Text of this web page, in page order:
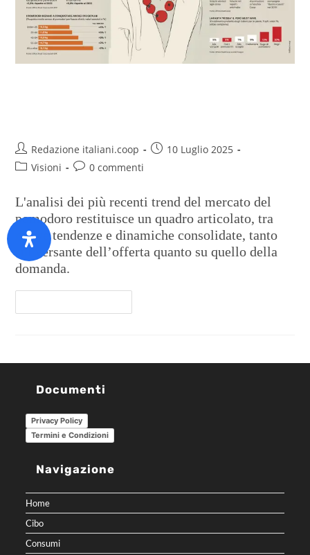
Redazione italiani.coop
10 Luglio 2025
Visioni
0 commenti
L'analisi dei più recenti trend del mercato del
pomodoro restituisce un quadro articolato, tra
nuove tendenze e dinamiche consolidate, tanto
sul versante dell’offerta quanto su quello della
domanda.
Documenti
Privacy Policy
Termini e Condizioni
Navigazione
Home
Cibo
Consumi